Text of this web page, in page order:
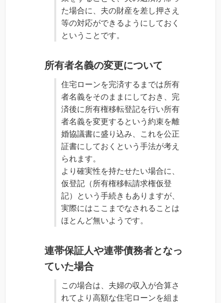
た場合に、夫の財産を差し押さえ
等の対応ができるようにしておく
ということです。
所有者名義の変更について
住宅ローンを完済するまでは所有
者名義をそのままにしておき、完
済後に所有権移転登記を行い所有
者名義を変更するという約束を離
婚協議書に盛り込み、これを公正
証書にしておくという手法が考え
られます。
より確実性を持たせたい場合に、
仮登記（所有権移転請求権仮登
記）という手続きもありますが、
実際にはここまでなされることは
ほとんど無いようです。
連帯保証人や連帯債務者となっ
ていた場合
この場合は、夫婦の収入が合算さ
れてより高額な住宅ローンを組ま